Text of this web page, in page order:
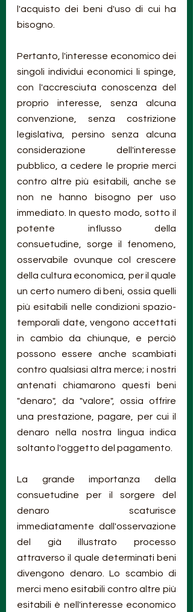
l'acquisto dei beni d'uso di cui ha
bisogno.
Pertanto, l'interesse economico dei
singoli individui economici li spinge,
con l'accresciuta conoscenza del
proprio interesse, senza alcuna
convenzione, senza costrizione
legislativa, persino senza alcuna
considerazione dell'interesse
pubblico, a cedere le proprie merci
contro altre più esitabili, anche se
non ne hanno bisogno per uso
immediato. In questo modo, sotto il
potente influsso della
consuetudine, sorge il fenomeno,
osservabile ovunque col crescere
della cultura economica, per il quale
un certo numero di beni, ossia quelli
più esitabili nelle condizioni spazio-
temporali date, vengono accettati
in cambio da chiunque, e perciò
possono essere anche scambiati
contro qualsiasi altra merce; i nostri
antenati chiamarono questi beni
"denaro", da "valore", ossia offrire
una prestazione, pagare, per cui il
denaro nella nostra lingua indica
soltanto l'oggetto del pagamento.
La grande importanza della
consuetudine per il sorgere del
denaro scaturisce
immediatamente dall'osservazione
del già illustrato processo
attraverso il quale determinati beni
divengono denaro. Lo scambio di
merci meno esitabili contro altre più
esitabili è nell'interesse economico